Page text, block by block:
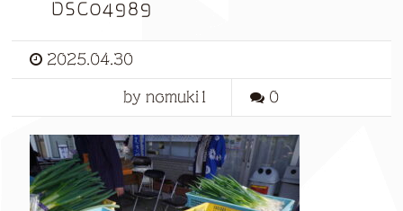
DSC04989
2025.04.30
by nomuki1 0